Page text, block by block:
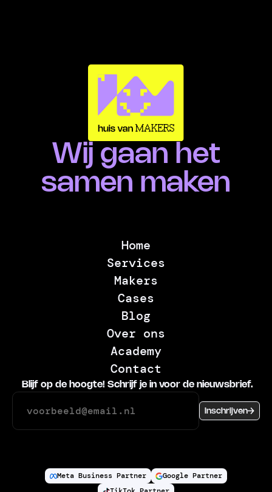
Wij gaan het
samen maken
Home
Services
Makers
Cases
Blog
Over ons
Academy
Contact
Blijf op de hoogte! Schrijf je in voor de nieuwsbrief.
Inschrijven
Meta Business Partner
Google Partner